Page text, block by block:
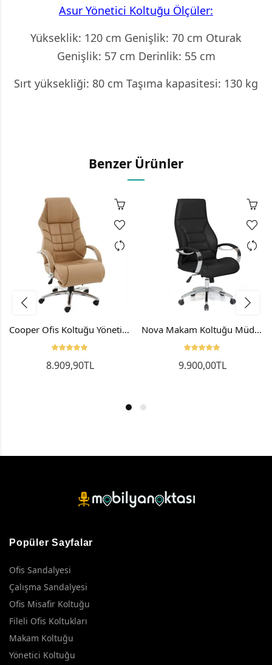
Asur Yönetici Koltuğu Ölçüler:
Yükseklik: 120 cm Genişlik: 70 cm Oturak
Genişlik: 57 cm Derinlik: 55 cm
Sırt yüksekliği: 80 cm Taşıma kapasitesi: 130 kg
Benzer Ürünler
Cooper Ofis Koltuğu Yönetici Koltuğu Makam Koltuğu
8.909,90TL
Nova Makam Koltuğu Müdür Koltuğu Ofis Sandalyesi
9.900,00TL
Popüler Sayfalar
Ofis Sandalyesi
Çalışma Sandalyesi
Ofis Misafir Koltuğu
Fileli Ofis Koltukları
Makam Koltuğu
Yönetici Koltuğu